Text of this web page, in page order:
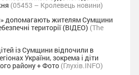
(05453 – Кролевець новини)
допомагають жителям Сумщини
території (ВІДЕО) (The
із Сумщини відпочили в
України, зокрема і діти
району + Фото (Глухів.INFO)